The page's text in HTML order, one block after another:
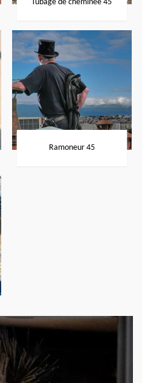
Tubage de cheminée 45
Ramoneur 45